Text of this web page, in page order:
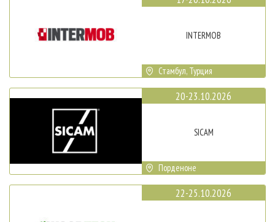
INTERMOB
Стамбул, Турция
20-23.10.2026
SICAM
Порденоне
22-25.10.2026